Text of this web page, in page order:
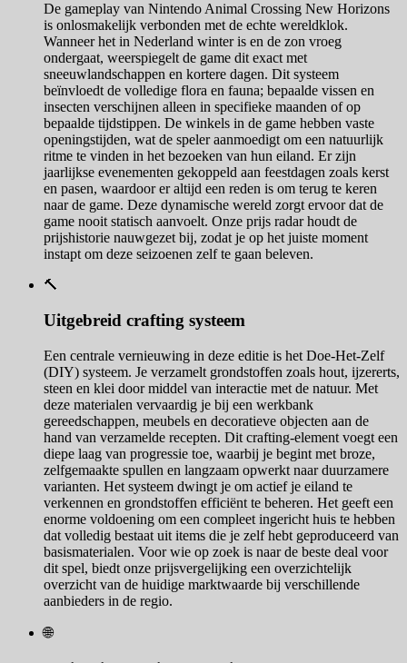
De gameplay van Nintendo Animal Crossing New Horizons
is onlosmakelijk verbonden met de echte wereldklok.
Wanneer het in Nederland winter is en de zon vroeg
ondergaat, weerspiegelt de game dit exact met
sneeuwlandschappen en kortere dagen. Dit systeem
beïnvloedt de volledige flora en fauna; bepaalde vissen en
insecten verschijnen alleen in specifieke maanden of op
bepaalde tijdstippen. De winkels in de game hebben vaste
openingstijden, wat de speler aanmoedigt om een natuurlijk
ritme te vinden in het bezoeken van hun eiland. Er zijn
jaarlijkse evenementen gekoppeld aan feestdagen zoals kerst
en pasen, waardoor er altijd een reden is om terug te keren
naar de game. Deze dynamische wereld zorgt ervoor dat de
game nooit statisch aanvoelt. Onze prijs radar houdt de
prijshistorie nauwgezet bij, zodat je op het juiste moment
instapt om deze seizoenen zelf te gaan beleven.
🔨
Uitgebreid crafting systeem
Een centrale vernieuwing in deze editie is het Doe-Het-Zelf
(DIY) systeem. Je verzamelt grondstoffen zoals hout, ijzererts,
steen en klei door middel van interactie met de natuur. Met
deze materialen vervaardig je bij een werkbank
gereedschappen, meubels en decoratieve objecten aan de
hand van verzamelde recepten. Dit crafting-element voegt een
diepe laag van progressie toe, waarbij je begint met broze,
zelfgemaakte spullen en langzaam opwerkt naar duurzamere
varianten. Het systeem dwingt je om actief je eiland te
verkennen en grondstoffen efficiënt te beheren. Het geeft een
enorme voldoening om een compleet ingericht huis te hebben
dat volledig bestaat uit items die je zelf hebt geproduceerd van
basismaterialen. Voor wie op zoek is naar de beste deal voor
dit spel, biedt onze prijsvergelijking een overzichtelijk
overzicht van de huidige marktwaarde bij verschillende
aanbieders in de regio.
🌐